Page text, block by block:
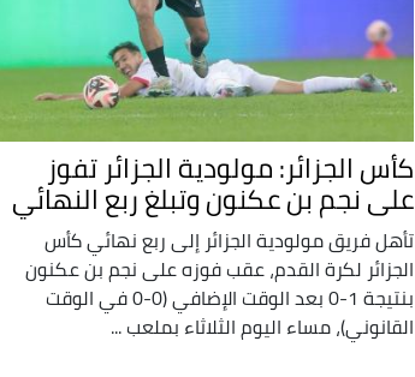
كأس الجزائر: مولودية الجزائر تفوز
على نجم بن عكنون وتبلغ ربع النهائي
تأهل فريق مولودية الجزائر إلى ربع نهائي كأس
الجزائر لكرة القدم، عقب فوزه على نجم بن عكنون
بنتيجة 1-0 بعد الوقت الإضافي (0-0 في الوقت
القانوني)، مساء اليوم الثلاثاء بملعب ...